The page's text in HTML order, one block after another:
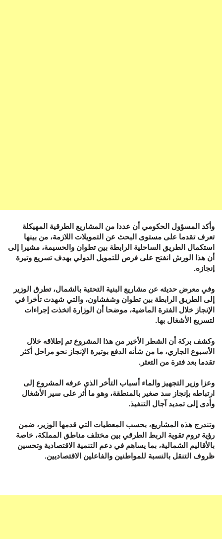
وأكد المسؤول الحكومي أن عددا من المشاريع الطرقية المهيكلة
تعرف تقدما على مستوى البحث عن التمويلات اللازمة، من بينها
استكمال الطريق الساحلية الرابطة بين تطوان والحسيمة، مشيرا إلى
أن هذا الورش انفتح على فرص للتمويل الدولي بهدف تسريع وتيرة
إنجازه.
وفي معرض حديثه عن مشاريع البنية التحتية بالشمال، تطرق الوزير
إلى الطريق الرابطة بين تطوان وشفشاون، والتي شهدت تأخرا في
الإنجاز خلال الفترة الماضية، موضحا أن الوزارة اتخذت إجراءات
لتسريع الأشغال بها.
وكشف بركة أن الشطر الأخير من هذا المشروع تم إطلاقه خلال
الأسبوع الجاري، ما من شأنه الدفع بوتيرة الإنجاز نحو مراحل أكثر
تقدما بعد فترة من التعثر.
وعزا وزير التجهيز والماء أسباب التأخر الذي عرفه المشروع إلى
ارتباطه بإنجاز سد صغير بالمنطقة، وهو ما أثر على سير الأشغال
وأدى إلى تمديد آجال التنفيذ.
وتندرج هذه المشاريع، بحسب المعطيات التي قدمها الوزير، ضمن
رؤية تروم تقوية الربط الطرقي بين مختلف مناطق المملكة، خاصة
بالأقاليم الشمالية، بما يساهم في دعم التنمية الاقتصادية وتحسين
ظروف التنقل بالنسبة للمواطنين والفاعلين الاقتصاديين.